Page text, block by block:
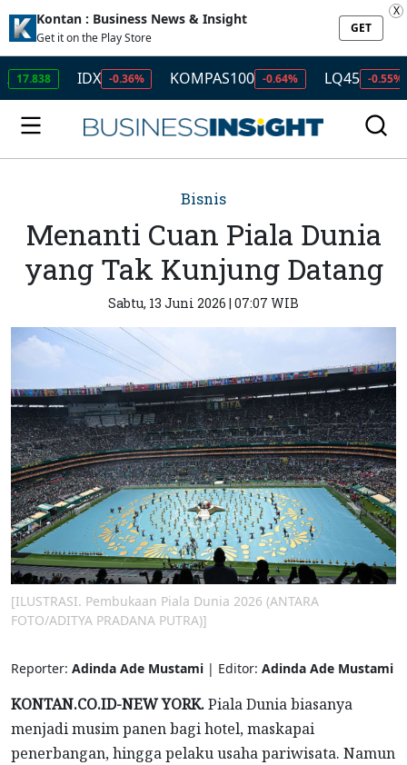
Kontan : Business News & Insight
Get it on the Play Store
GET
X
IDX -0.36% KOMPAS100 -0.64% LQ45 -0.55% ISSI
Bisnis
Menanti Cuan Piala Dunia
yang Tak Kunjung Datang
Sabtu, 13 Juni 2026 | 07:07 WIB
[ILUSTRASI. Pembukaan Piala Dunia 2026 (ANTARA
FOTO/ADITYA PRADANA PUTRA)]
Reporter: Adinda Ade Mustami | Editor: Adinda Ade Mustami
KONTAN.CO.ID-NEW YORK.Piala Dunia biasanya
menjadi musim panen bagi hotel, maskapai
penerbangan, hingga pelaku usaha pariwisata. Namun